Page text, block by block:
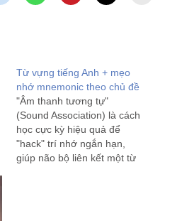
Từ vựng tiếng Anh + mẹo
nhớ mnemonic theo chủ đề
"Âm thanh tương tự"
(Sound Association) là cách
học cực kỳ hiệu quả để
"hack" trí nhớ ngắn hạn,
giúp não bộ liên kết một từ